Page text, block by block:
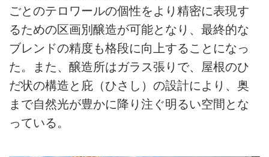
ごとのテロワールの個性をより精密に表現す
るための区画別醸造が可能となり、最終的な
ブレンドの精度も格段に向上することになっ
た。また、醸造所はガラス張りで、屋根のひ
だ状の構造と庇（ひさし）の設計により、奥
まで自然光が豊かに降り注ぐ明るい空間とな
っている。